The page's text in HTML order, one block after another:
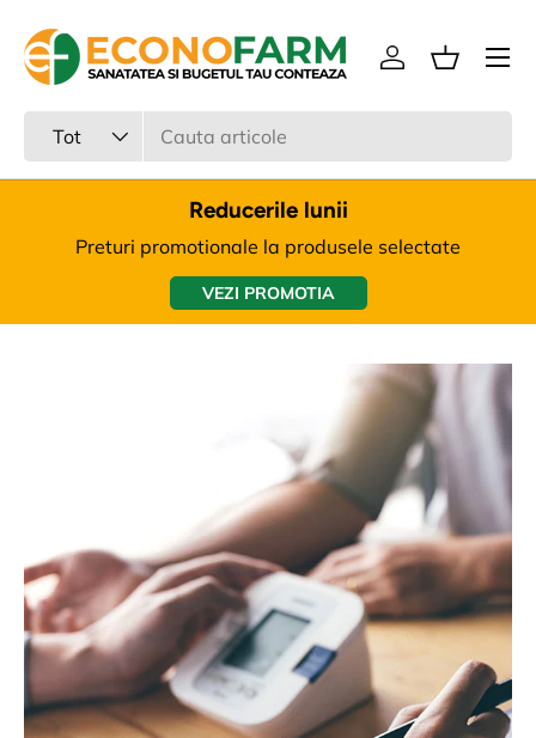
Sari la continut
Tot
Intra in cont
Cos
Meniu
Reducerile lunii
Preturi promotionale la produsele selectate
VEZI PROMOTIA